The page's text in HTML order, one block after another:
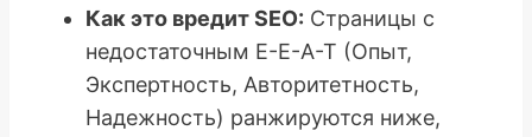
Как это вредит SEO: Страницы с
недостаточным E-E-A-T (Опыт,
Экспертность, Авторитетность,
Надежность) ранжируются ниже,